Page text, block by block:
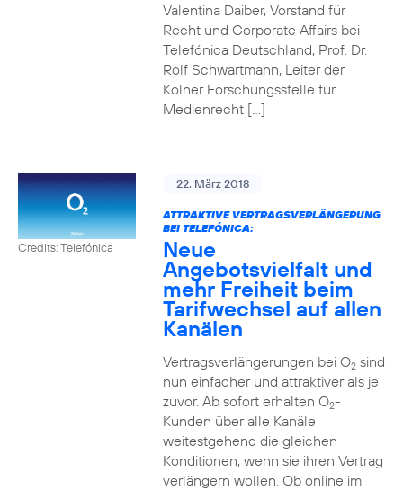
Valentina Daiber, Vorstand für
Recht und Corporate Affairs bei
Telefónica Deutschland, Prof. Dr.
Rolf Schwartmann, Leiter der
Kölner Forschungsstelle für
Medienrecht […]
Credits: Telefónica
22. März 2018
ATTRAKTIVE VERTRAGSVERLÄNGERUNG
BEI TELEFÓNICA:
Neue
Angebotsvielfalt und
mehr Freiheit beim
Tarifwechsel auf allen
Kanälen
Vertragsverlängerungen bei O2sind
nun einfacher und attraktiver als je
zuvor. Ab sofort erhalten O2-
Kunden über alle Kanäle
weitestgehend die gleichen
Konditionen, wenn sie ihren Vertrag
verlängern wollen. Ob online im